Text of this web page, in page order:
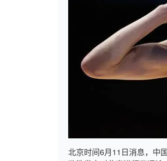
北京时间6月11日消息，中